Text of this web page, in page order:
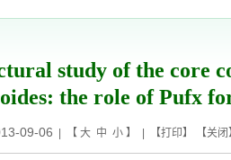
study of the core
the role of Pufx
09-06 | 【 大 中 小】 | 【打印】 【关闭